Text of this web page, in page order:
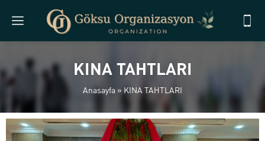
KINA TAHTLARI
Anasayfa » KINA TAHTLARI